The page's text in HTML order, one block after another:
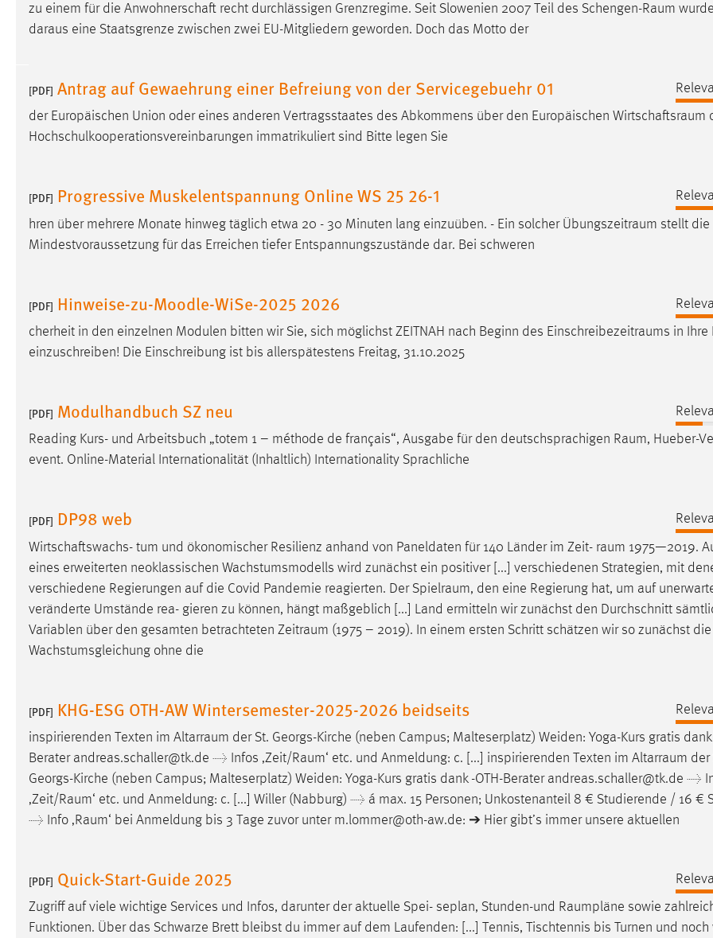
zu einem für die Anwohnerschaft recht durchlässigen Grenzregime. Seit Slowenien 2007 Teil des Schengen-Raum
daraus eine Staatsgrenze zwischen zwei EU-Mitgliedern geworden. Doch das Motto der
[PDF] Antrag auf Gewaehrung einer Befreiung von der Servicegebuehr 01
der Europäischen Union oder eines anderen Vertragsstaates des Abkommens über den Europäischen Wirtschaftsraum
Hochschulkooperationsvereinbarungen immatrikuliert sind Bitte legen Sie
[PDF] Progressive Muskelentspannung Online WS 25 26-1
hren über mehrere Monate hinweg täglich etwa 20 - 30 Minuten lang einzuüben. - Ein solcher Übungszeitraum stellt die
Mindestvoraussetzung für das Erreichen tiefer Entspannungszustände dar. Bei schweren
[PDF] Hinweise-zu-Moodle-WiSe-2025 2026
cherheit in den einzelnen Modulen bitten wir Sie, sich möglichst ZEITNAH nach Beginn des Einschreibezeitraums in Ihre
einzuschreiben! Die Einschreibung ist bis allerspätestens Freitag, 31.10.2025
[PDF] Modulhandbuch SZ neu
Reading Kurs- und Arbeitsbuch „totem 1 – méthode de français“, Ausgabe für den deutschsprachigen Raum, Hueber-
event. Online-Material Internationalität (Inhaltlich) Internationality Sprachliche
[PDF] DP98 web
Wirtschaftswachs- tum und ökonomischer Resilienz anhand von Paneldaten für 140 Länder im Zeit- raum 1975—2019.
eines erweiterten neoklassischen Wachstumsmodells wird zunächst ein positiver [...] verschiedenen Strategien, mit
verschiedene Regierungen auf die Covid Pandemie reagierten. DerSpielraum, den eine Regierung hat, um auf
veränderte Umstände rea- gieren zu können, hängt maßgeblich [...] Land ermitteln wir zunächst den Durchschnitt
Variablen über den gesamten betrachteten Zeitraum (1975 – 2019). In einem ersten Schritt schätzen wir so zunächst die
Wachstumsgleichung ohne die
[PDF] KHG-ESG OTH-AW Wintersemester-2025-2026 beidseits
inspirierenden Texten im Altarraum der St. Georgs-Kirche (neben Campus; Malteserplatz) Weiden: Yoga-Kurs gratis dank
Berater andreas.schaller@tk.de → Infos ‚Zeit/Raum‘ etc. und Anmeldung: c. [...] inspirierenden Texten im Altarraum der
Georgs-Kirche (neben Campus; Malteserplatz) Weiden: Yoga-Kurs gratis dank -OTH-Berater andreas.schaller@tk.de →
‚Zeit/Raum‘ etc. und Anmeldung: c. [...] Willer (Nabburg) → á max. 15 Personen; Unkostenanteil 8 € Studierende / 16 €
→ Info ‚Raum‘ bei Anmeldung bis 3 Tage zuvor unter m.lommer@oth-aw.de: ➔ Hier gibt’s immer unsere aktuellen
[PDF] Quick-Start-Guide 2025
Zugriff auf viele wichtige Services und Infos, darunter der aktuelle Spei- seplan, Stunden-und Raumpläne sowie
Funktionen. Über das Schwarze Brett bleibst du immer auf dem Laufenden: [...] Tennis, Tischtennis bis Turnen und noch
Sprachpräferenz
Sprache der Website.
Cookie Laufzeit: 30 Tage
Name:
MibewSessionID, MIBEW_UserID,
5e9dbeb1811c0446
Cookie Laufzeit: MibewSessionID, mibew-chat-frame-
style-5e9dbeb1811c0446 =
Jahre, MIBEW_UserID = 1 Jahr
Login
Name: fe_user, be_user, be_lastLoginProvider
Zweck:
Dieser Cookie ist notwendig um sich an
Cookie Laufzeit:
STATISTIK
Statistik Cookies erfassen Informationen anonym.
Diese Informationen helfen uns zu verstehen, wie
unsere Besucher unsere Website nutzen.
Name: _pk_ref, _pk_cvar, _pk_id, _pk_ses
Zweck: Zugriffsstatistik
Cookie Laufzeit: Max. 13 Monate
verwendet, um personalisierte Werbung anzuzeigen.
Sie tun dies, indem sie Besucher über Websites
hinweg verfolgen.